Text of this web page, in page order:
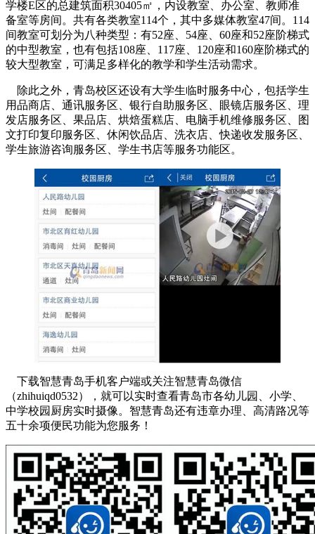
学楼E区的总建筑面积30405㎡，内设教室、办公室、教师准
备室等房间。共有各类教室114个，其中多媒体教室47间。114
间教室可划分为八种类型：有52座、54座、60座和52座阶梯式
的中型教室，也有包括108座、117座、120座和160座阶梯式的
较大型教室，可满足多样化的教学和学生活动需求。
除此之外，青岛校区还设有大学生临时服务中心，包括学生
用品商店、通讯服务区、银行自助服务区、眼镜店服务区、理
发店服务区、果品店、烘焙蛋糕店、电脑手机维修服务区、图
文打印复印服务区、休闲饮品店、洗衣店、快递收发服务区、
学生旅游咨询服务区、学生书店等服务功能区。
下载智慧青岛手机客户端或关注智慧青岛微信
（zhihuiqd0532），就可以实时查看青岛市各幼儿园、小学、
中学校园厨房实时摄像。智慧青岛还有违章办理、高清路况等
五十余项便民功能为您服务！